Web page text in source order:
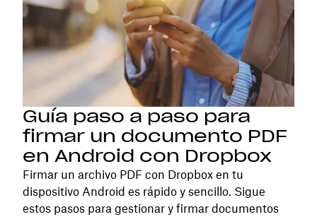
Guía paso a paso para
firmar un documento PDF
en Android con Dropbox
Firmar un archivo PDF con Dropbox en tu
dispositivo Android es rápido y sencillo. Sigue
estos pasos para gestionar y firmar documentos